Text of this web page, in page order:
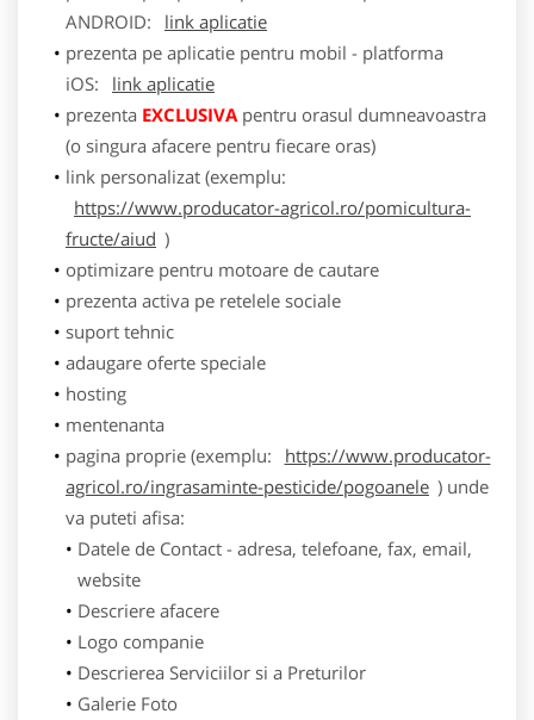
ANDROID:
link aplicatie
prezenta pe aplicatie pentru mobil - platforma
iOS:
link aplicatie
prezenta EXCLUSIVApentru orasul dumneavoastra
(o singura afacere pentru fiecare oras)
link personalizat (exemplu:
https://www.producator-agricol.ro/pomicultura-
fructe/aiud )
optimizare pentru motoare de cautare
prezenta activa pe retelele sociale
suport tehnic
adaugare oferte speciale
hosting
mentenanta
pagina proprie (exemplu:
https://www.producator-
agricol.ro/ingrasaminte-pesticide/pogoanele ) unde
va puteti afisa:
Datele de Contact - adresa, telefoane, fax, email,
website
Descriere afacere
Logo companie
Descrierea Serviciilor si a Preturilor
Galerie Foto